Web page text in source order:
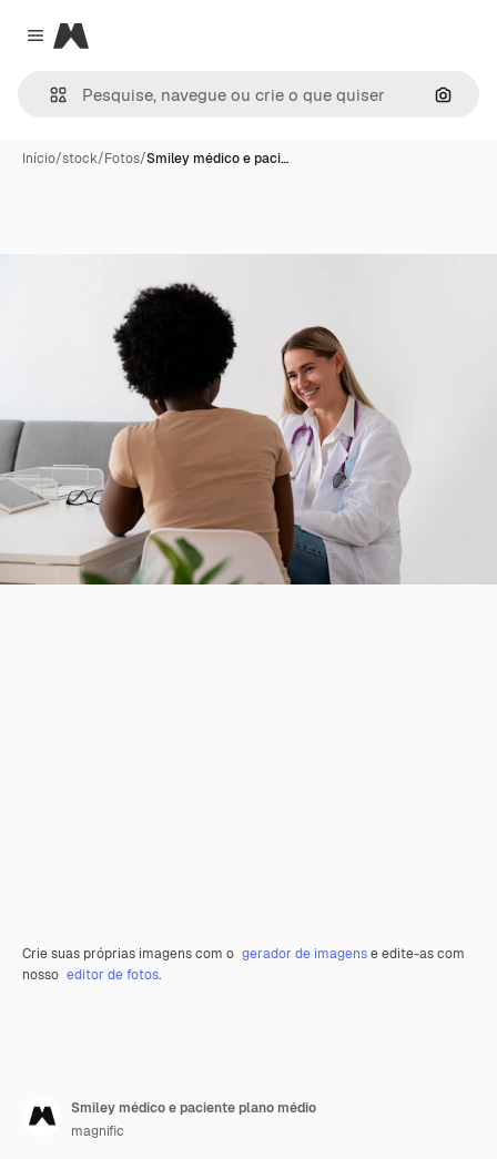
Close menu
Magnific
Início/stock/Fotos/Smiley médico e paci…
Crie suas próprias imagens com o gerador de imagense edite-as com
nosso editor de fotos.
Smiley médico e paciente plano médio
magnific